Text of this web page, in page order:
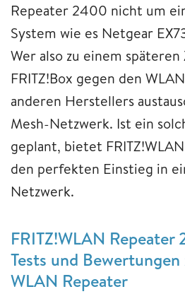
Repeater 2400 nicht um
System wie es Netgear
Wer also zu einem
FRITZ!Box gegen den
anderen Herstellers
Mesh-Netzwerk. Ist ein
geplant, bietet
den perfekten Einstieg in
Netzwerk.
FRITZ!WLAN
Tests und
WLAN Repeater